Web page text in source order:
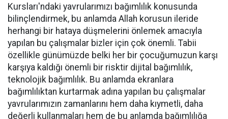
Kursları'ndaki yavrularımızı bağımlılık konusunda
bilinçlendirmek, bu anlamda Allah korusun ileride
herhangi bir hataya düşmelerini önlemek amacıyla
yapılan bu çalışmalar bizler için çok önemli. Tabii
özellikle günümüzde belki her bir çocuğumuzun karşı
karşıya kaldığı önemli bir risktir dijital bağımlılık,
teknolojik bağımlılık. Bu anlamda ekranlara
bağımlılıktan kurtarmak adına yapılan bu çalışmalar
yavrularımızın zamanlarını hem daha kıymetli, daha
değerli kullanmaları hem de bu anlamda bağımlılığa